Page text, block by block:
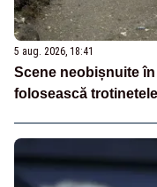
5 aug. 2026, 18:41
Scene neobișnuite
folosească